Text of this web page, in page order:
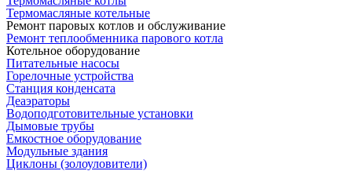
Термомасляные котельные
Ремонт паровых котлов и обслуживание
Ремонт теплообменника парового котла
Котельное оборудование
Питательные насосы
Горелочные устройства
Станция конденсата
Деаэраторы
Водоподготовительные установки
Дымовые трубы
Емкостное оборудование
Mодульные здания
Циклоны (золоуловители)